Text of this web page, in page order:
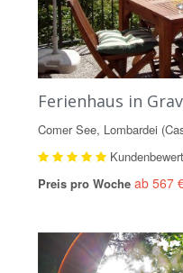
Ferienhaus in
Comer See, Lombardei
Preis pro Woche ab 567